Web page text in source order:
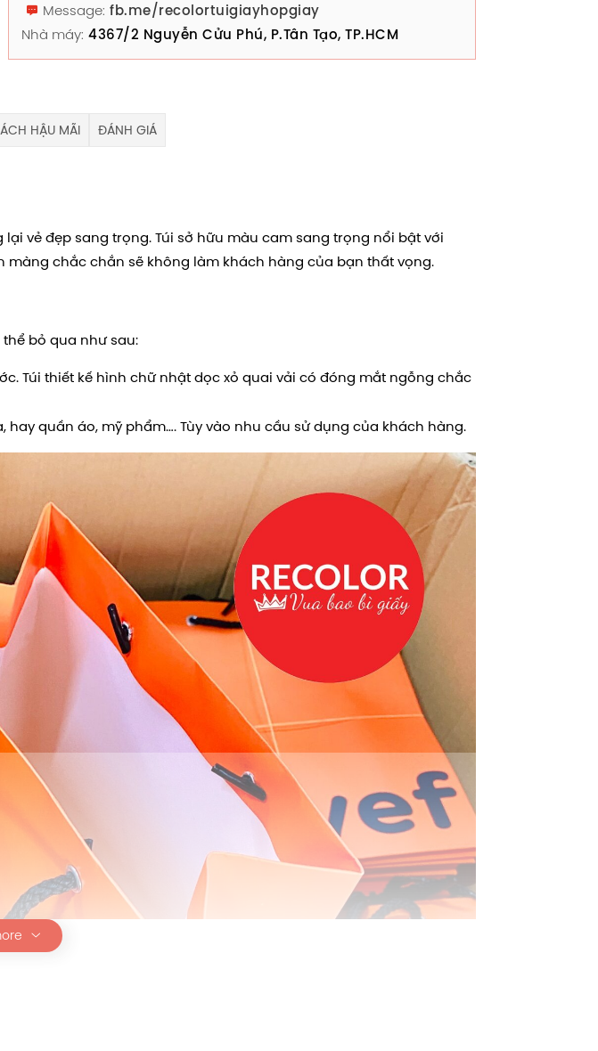
Message: fb.me/recolortuigiayhopgiay
Nhà máy: 4367/2 Nguyễn Cửu Phú, P.Tân Tạo, TP.HCM
HẬU MÃI ĐÁNH GIÁ
lại vẻ đẹp sang trọng. Túi sở hữu màu cam sang trọng nổi bật với
chắc chắn sẽ không làm khách hàng của bạn thất vọng.
thể bỏ qua như sau:
Túi thiết kế hình chữ nhật dọc xỏ quai vải có đóng mắt ngỗng chắc
quần áo, mỹ phẩm…. Tùy vào nhu cầu sử dụng của khách hàng.